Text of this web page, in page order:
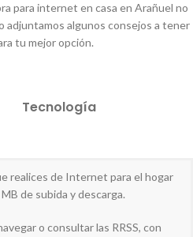
para internet en casa en Arañuel no
adjuntamos algunos consejos a tener
tu mejor opción.
Tecnología
realices de Internet para el hogar
de subida y descarga.
o consultar las RRSS, con